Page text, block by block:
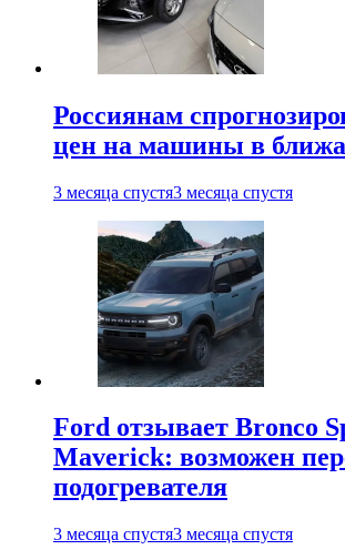
Россиянам
цен на машины в
3 месяца спустя3 месяца спустя
Ford отзывает Bronco
Maverick: возможен
подогревателя
3 месяца спустя3 месяца спустя